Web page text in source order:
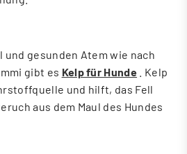
und gesunden Atem wie nach
gibt es Kelp für Hunde . Kelp
und hilft, das Fell
aus dem Maul des Hundes